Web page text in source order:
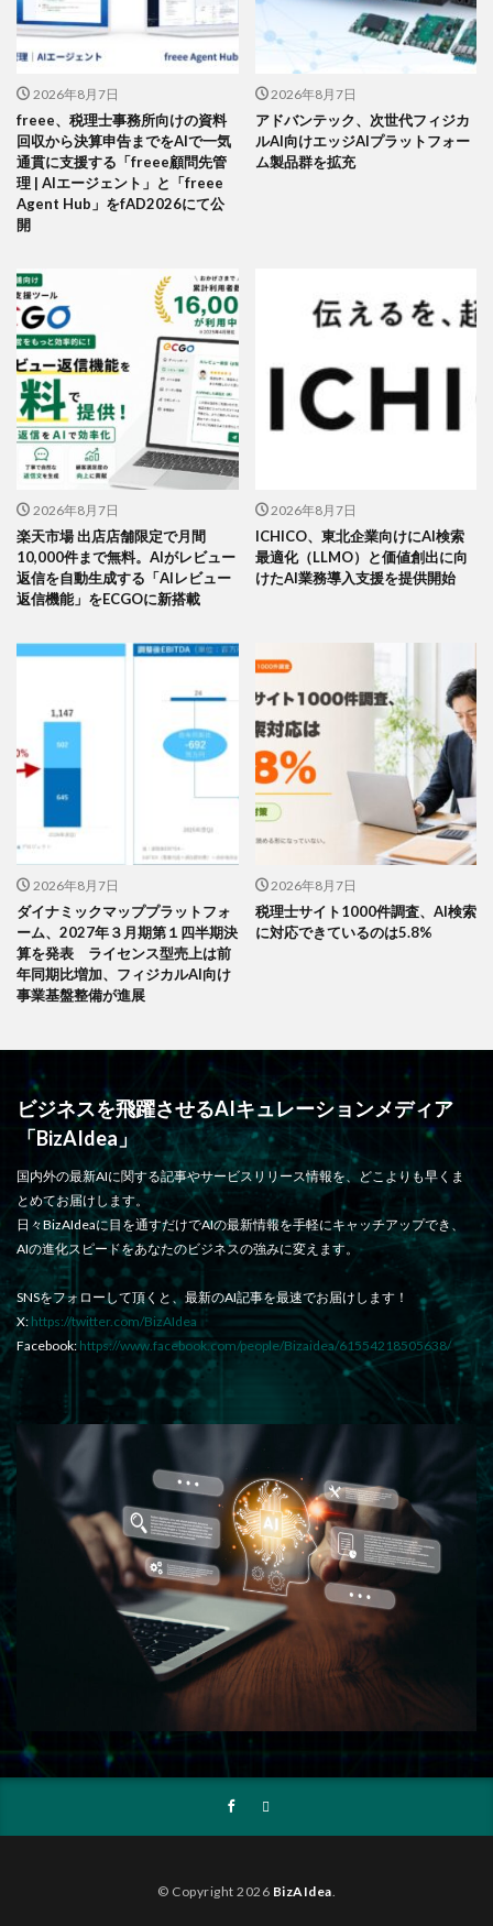
2026年8月7日
freee、税理士事務所向けの資料
回収から決算申告までをAIで一気
通貫に支援する「freee顧問先管
理 | AIエージェント」と「freee
Agent Hub」をfAD2026にて公
開
2026年8月7日
アドバンテック、次世代フィジカ
ルAI向けエッジAIプラットフォー
ム製品群を拡充
2026年8月7日
楽天市場 出店店舗限定で月間
10,000件まで無料。AIがレビュー
返信を自動生成する「AIレビュー
返信機能」をECGOに新搭載
2026年8月7日
ICHICO、東北企業向けにAI検索
最適化（LLMO）と価値創出に向
けたAI業務導入支援を提供開始
2026年8月7日
ダイナミックマッププラットフォ
ーム、2027年３月期第１四半期決
算を発表 ライセンス型売上は前
年同期比増加、フィジカルAI向け
事業基盤整備が進展
2026年8月7日
税理士サイト1000件調査、AI検索
に対応できているのは5.8%
ビジネスを飛躍させるAIキュレーションメディア
「BizAIdea」
国内外の最新AIに関する記事やサービスリリース情報を、どこよりも早くま
とめてお届けします。
日々BizAIdeaに目を通すだけでAIの最新情報を手軽にキャッチアップでき、
AIの進化スピードをあなたのビジネスの強みに変えます。
SNSをフォローして頂くと、最新のAI記事を最速でお届けします！
X: https://twitter.com/BizAIdea
Facebook: https://www.facebook.com/people/Bizaidea/61554218505638/
© Copyright 2026 BizAIdea